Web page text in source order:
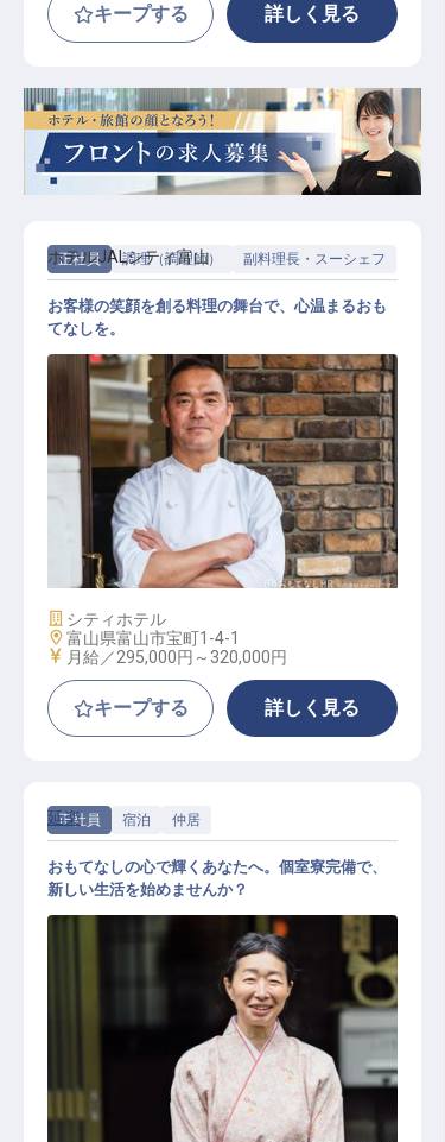
キープする 詳しく見る
正社員 調理（調理師） 副料理長・スーシェフ
レストラン副料理長
ホテルJALシティ富山
お客様の笑顔を創る料理の舞台で、心温まるおも
てなしを。
施設業態
シティホテル
勤務地
富山県富山市宝町1-4-1
給与
月給／295,000円～ 320,000円
キープする 詳しく見る
正社員 宿泊 仲居
仲居
延楽
おもてなしの心で輝くあなたへ。個室寮完備で、
新しい生活を始めませんか？